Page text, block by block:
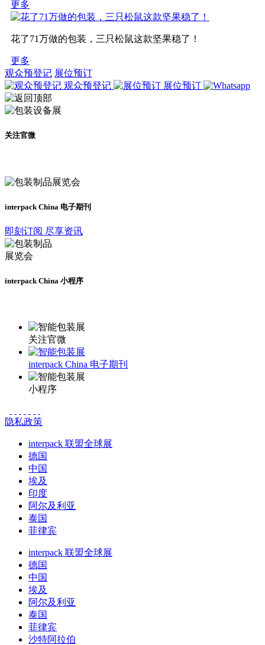
更多
花了71万做的包装，三只松鼠这款坚果稳了！
更多
观众预登记 展位预订
观众预登记
展位预订
关注官微
interpack China 电子期刊
即刻订阅 尽享资讯
interpack China 小程序
关注官微
interpack China 电子期刊
小程序
隐私政策
interpack 联盟全球展
德国
中国
埃及
印度
阿尔及利亚
泰国
菲律宾
interpack 联盟全球展
德国
中国
埃及
阿尔及利亚
泰国
菲律宾
沙特阿拉伯